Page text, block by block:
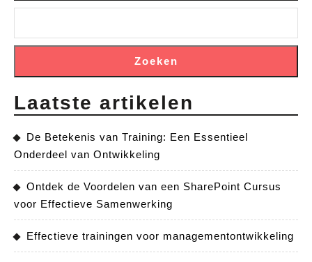
Zoeken
Laatste artikelen
De Betekenis van Training: Een Essentieel
Onderdeel van Ontwikkeling
Ontdek de Voordelen van een SharePoint Cursus
voor Effectieve Samenwerking
Effectieve trainingen voor managementontwikkeling